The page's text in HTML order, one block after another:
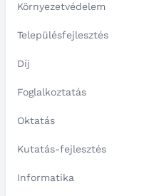
Környezetvédelem
Településfejlesztés
Díj
Foglalkoztatás
Oktatás
Kutatás-fejlesztés
Informatika